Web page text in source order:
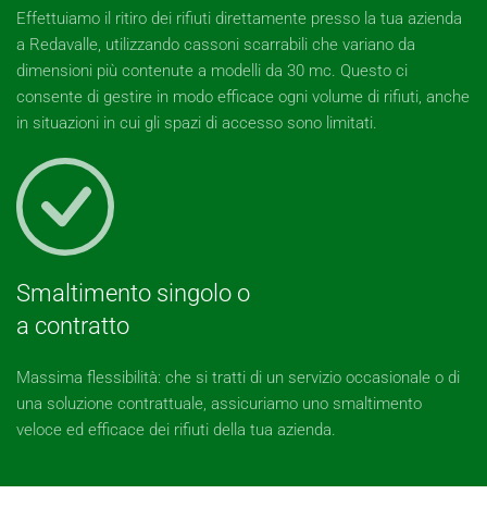
Effettuiamo il ritiro dei rifiuti direttamente presso la tua azienda
a Redavalle, utilizzando cassoni scarrabili che variano da
dimensioni più contenute a modelli da 30 mc. Questo ci
consente di gestire in modo efficace ogni volume di rifiuti, anche
in situazioni in cui gli spazi di accesso sono limitati.
Smaltimento singolo o
a contratto
Massima flessibilità: che si tratti di un servizio occasionale o di
una soluzione contrattuale, assicuriamo uno smaltimento
veloce ed efficace dei rifiuti della tua azienda.